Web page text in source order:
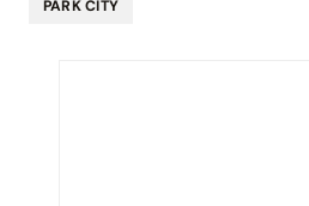
PARK CITY